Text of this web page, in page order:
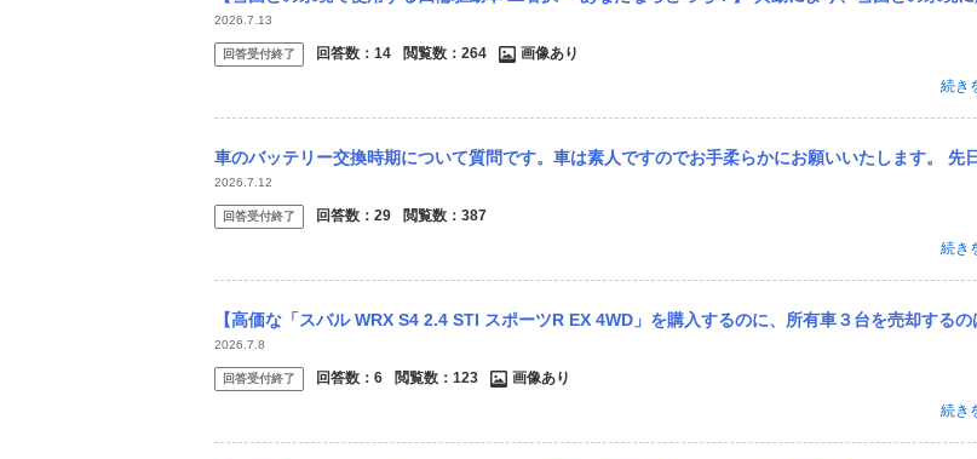
2026.7.13
回答受付終了 回答数： 14 閲覧数： 264
画像あり
続き
車のバッテリー交換時期について質問です。車は素人ですのでお手柔らかにお願いいたします。 先日、ディーラーの定期点検でバッテリーを調べてもらったところ「注意」という判定を受けました。 これはすぐ...
2026.7.12
回答受付終了 回答数： 29 閲覧数： 387
続き
【高価な「スバル WRX S4 2.4 STI スポーツR EX 4WD」を購入するのに、所有車３台を売却するのはアリ？】 駐車場で、スバル WRX S4 2.4 STI スポーツR EX
2026.7.8
回答受付終了 回答数： 6 閲覧数： 123
画像あり
続き